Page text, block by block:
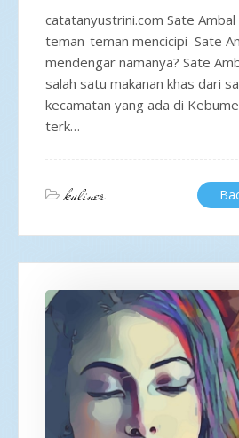
catatanyustrini.com Sate
teman-teman mencicipi Sate
mendengar namanya? Sate
salah satu makanan khas dari
kecamatan yang ada di
terk…
kuliner